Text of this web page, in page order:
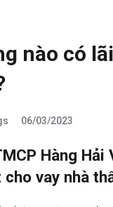
nào có
06/03/2023
Hàng
vay nhà